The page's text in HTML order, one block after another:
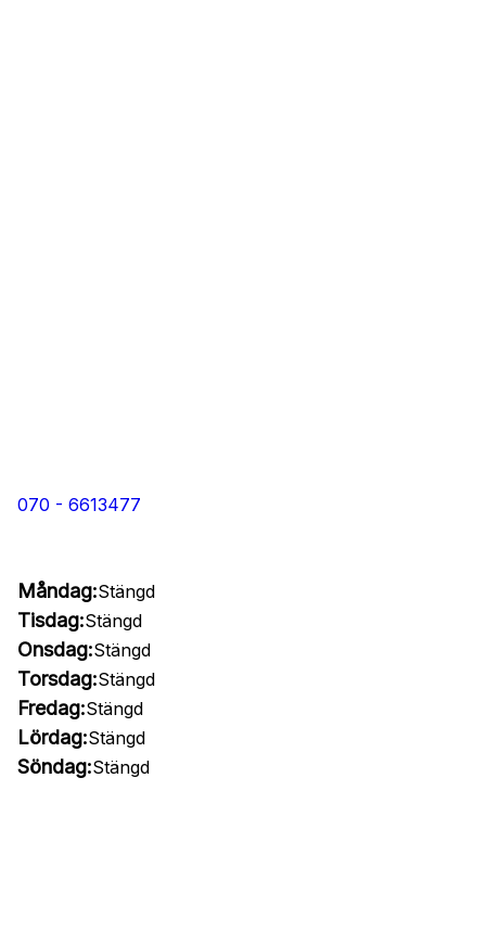
070 - 6613477
Måndag:Stängd
Tisdag:Stängd
Onsdag:Stängd
Torsdag:Stängd
Fredag:Stängd
Lördag:Stängd
Söndag:Stängd